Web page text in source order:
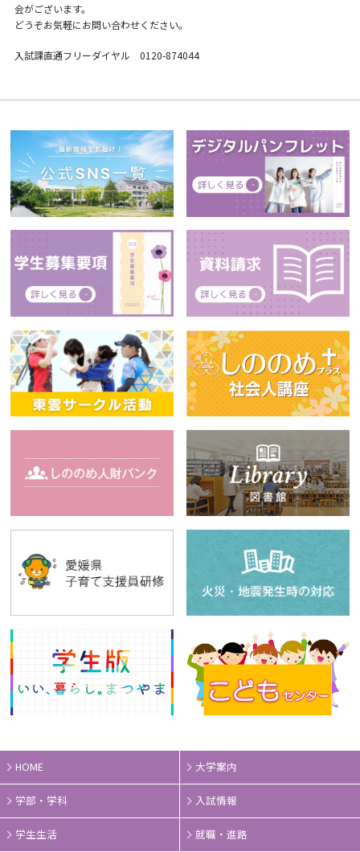
会がございます。
どうぞお気軽にお問い合わせください。
入試課直通フリーダイヤル 0120-874044
HOME 大学案内
学部・学科 入試情報
学生生活 就職・進路